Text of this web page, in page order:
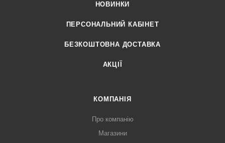
НОВИНКИ
ПЕРСОНАЛЬНИЙ КАБІНЕТ
БЕЗКОШТОВНА ДОСТАВКА
АКЦІЇ
КОМПАНІЯ
Про компанію
Магазини